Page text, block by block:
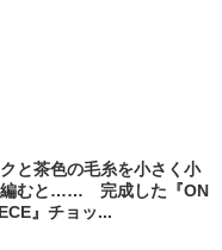
と茶色の毛糸を小さく小
編むと…… 完成した『ON
』チョッ...